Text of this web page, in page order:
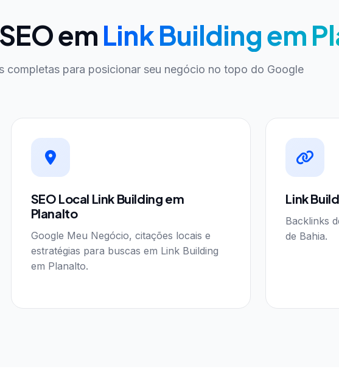
emLink Building em
completas para posicionar seu negócio no topo do Google
SEO Local Link Building em
Planalto
Google Meu Negócio, citações locais e
estratégias para buscas em Link Building
em Planalto.
Link
Backlinks
de Bahia.